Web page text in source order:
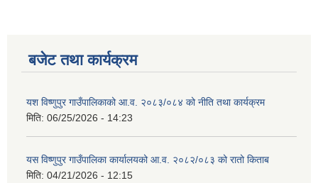
बजेट तथा कार्यक्रम
यश विष्णुपुर गाउँपालिकाको आ.व. २०८३/०८४ को नीति तथा कार्यक्रम
मिति: 06/25/2026 - 14:23
यस विष्णुपुर गाउँपालिका कार्यालयको आ.व. २०८२/०८३ को रातो किताब
मिति: 04/21/2026 - 12:15